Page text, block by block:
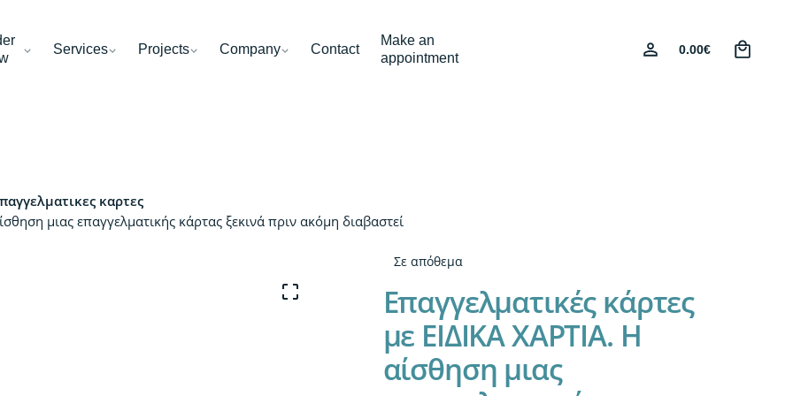
Services Projects Company Contact
Make an
appointment
0.00€
καρτες
μιας επαγγελματικής κάρτας ξεκινά πριν ακόμη διαβαστεί
Σε απόθεμα
Επαγγελματικές κάρτες
με ΕΙΔΙΚΑ ΧΑΡΤΙΑ. Η
αίσθηση μιας